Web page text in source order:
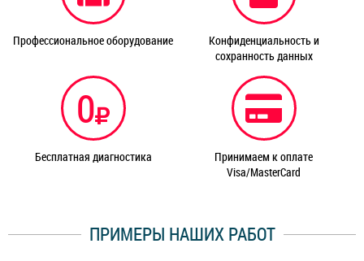
Профессиональное оборудование
Конфиденциальность и
сохранность данных
0
Бесплатная диагностика
Принимаем к оплате
Visa/MasterCard
ПРИМЕРЫ НАШИХ РАБОТ